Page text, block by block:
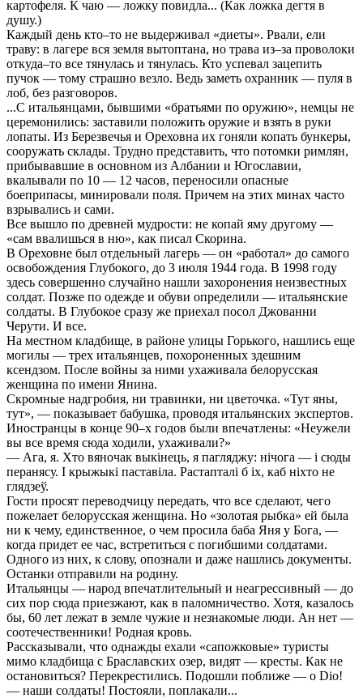
картофеля. К чаю — ложку повидла... (Как ложка дегтя в
душу.)
Каждый день кто–то не выдерживал «диеты». Рвали, ели
траву: в лагере вся земля вытоптана, но трава из–за проволоки
откуда–то все тянулась и тянулась. Кто успевал зацепить
пучок — тому страшно везло. Ведь заметь охранник — пуля в
лоб, без разговоров.
...С итальянцами, бывшими «братьями по оружию», немцы не
церемонились: заставили положить оружие и взять в руки
лопаты. Из Березвечья и Ореховна их гоняли копать бункеры,
сооружать склады. Трудно представить, что потомки римлян,
прибывавшие в основном из Албании и Югославии,
вкалывали по 10 — 12 часов, переносили опасные
боеприпасы, минировали поля. Причем на этих минах часто
взрывались и сами.
Все вышло по древней мудрости: не копай яму другому —
«сам ввалишься в ню», как писал Скорина.
В Ореховне был отдельный лагерь — он «работал» до самого
освобождения Глубокого, до 3 июля 1944 года. В 1998 году
здесь совершенно случайно нашли захоронения неизвестных
солдат. Позже по одежде и обуви определили — итальянские
солдаты. В Глубокое сразу же приехал посол Джованни
Черути. И все.
На местном кладбище, в районе улицы Горького, нашлись еще
могилы — трех итальянцев, похороненных здешним
ксендзом. После войны за ними ухаживала белорусская
женщина по имени Янина.
Скромные надгробия, ни травинки, ни цветочка. «Тут яны,
тут», — показывает бабушка, проводя итальянских экспертов.
Иностранцы в конце 90–х годов были впечатлены: «Неужели
вы все время сюда ходили, ухаживали?»
— Ага, я. Хто вяночак выкiнець, я пагляджу: нiчога — i сюды
перанясу. I крыжыкi паставiла. Растапталi б iх, каб нiхто не
глядзеў.
Гости просят переводчицу передать, что все сделают, чего
пожелает белорусская женщина. Но «золотая рыбка» ей была
ни к чему, единственное, о чем просила баба Яня у Бога, —
когда придет ее час, встретиться с погибшими солдатами.
Одного из них, к слову, опознали и даже нашлись документы.
Останки отправили на родину.
Итальянцы — народ впечатлительный и неагрессивный — до
сих пор сюда приезжают, как в паломничество. Хотя, казалось
бы, 60 лет лежат в земле чужие и незнакомые люди. Ан нет —
соотечественники! Родная кровь.
Рассказывали, что однажды ехали «сапожковые» туристы
мимо кладбища с Браславских озер, видят — кресты. Как не
остановиться? Перекрестились. Подошли поближе — o Dio!
— наши солдаты! Постояли, поплакали...